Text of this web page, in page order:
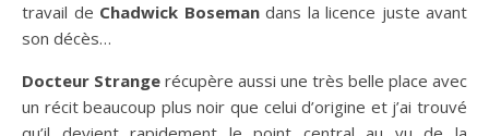
travail de Chadwick Bosemandans la licence juste avant
son décès…
Docteur Strange récupère aussi une très belle place avec
un récit beaucoup plus noir que celui d’origine et j’ai trouvé